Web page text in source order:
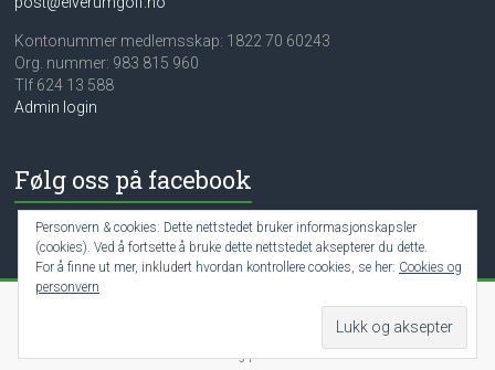
Kontonummer medlemsskap: 1822 70 60243
Org. nummer: 983 815 960
Tlf 624 13 588
Admin login
Følg oss på facebook
. All rights reserved.
by ThemeGrill. Powered byWordPress.
Cookies og personvern
Personvern & cookies: Dette nettstedet bruker informasjonskapsler
(cookies). Ved å fortsette å bruke dette nettstedet aksepterer du dette.
For å finne ut mer, inkludert hvordan kontrollere cookies, se her: Cookies og
personvern